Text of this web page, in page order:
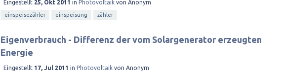
Eingestellt 25, Okt 2011 in Photovoltaik von Anonym
einspeisezähler einspeisung zähler
Eigenverbrauch - Differenz der vom Solargenerator erzeugten
Energie
Eingestellt 17, Jul 2011 in Photovoltaik von Anonym